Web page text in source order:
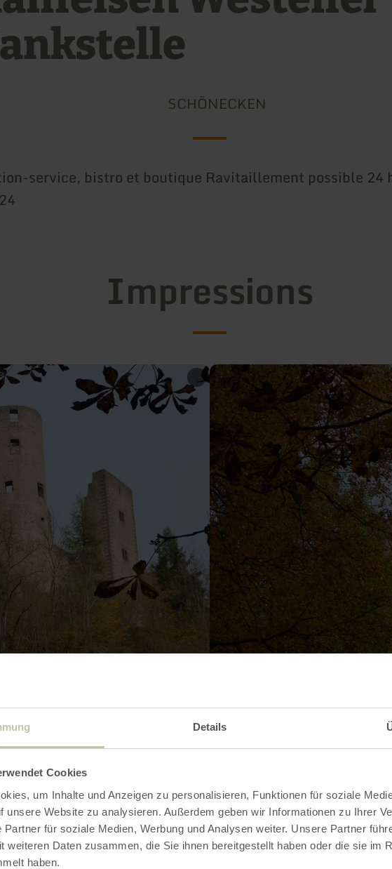
Details
Cookies
um Inhalte und Anzeigen zu personalisieren, Funktionen für soziale
unsere Website zu analysieren. Außerdem geben wir Informationen zu Ihrer
Partner für soziale Medien, Werbung und Analysen weiter. Unsere Partner
weiteren Daten zusammen, die Sie ihnen bereitgestellt haben oder die sie im
haben.
SCHÖNECKEN
service, bistro et boutique Ravitaillement possible 24
Impressions
Contact